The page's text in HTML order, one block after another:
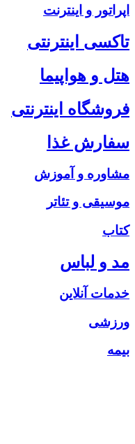
اپراتور و اینترنت
تاکسی اینترنتی
هتل و هواپیما
فروشگاه اینترنتی
سفارش غذا
مشاوره و آموزش
موسیقی و تئاتر
کتاب
مد و لباس
خدمات آنلاین
ورزشی
بیمه